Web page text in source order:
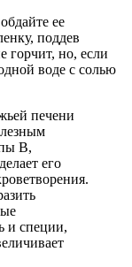
ее
поддев
горчит, но, если
воде с солью
печени
B,
его
и специи,